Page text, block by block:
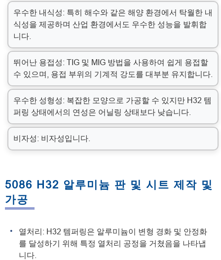
우수한 내식성: 특히 해수와 같은 해양 환경에서 탁월한 내
식성을 제공하며 산업 환경에서도 우수한 성능을 발휘합
니다.
뛰어난 용접성: TIG 및 MIG 방법을 사용하여 쉽게 용접할
수 있으며, 용접 부위의 기계적 강도를 대부분 유지합니다.
우수한 성형성: 복잡한 모양으로 가공할 수 있지만 H32 템
퍼링 상태에서의 연성은 어닐링 상태보다 낮습니다.
비자성: 비자성입니다.
5086 H32 알루미늄 판 및 시트 제작 및
가공
열처리: H32 템퍼링은 알루미늄이 변형 경화 및 안정화
를 달성하기 위해 특정 열처리 공정을 거쳤음을 나타냅
니다.